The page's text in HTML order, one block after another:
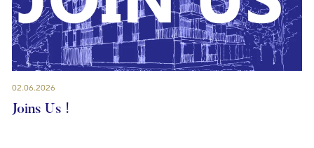
02.06.2026
Joins Us !